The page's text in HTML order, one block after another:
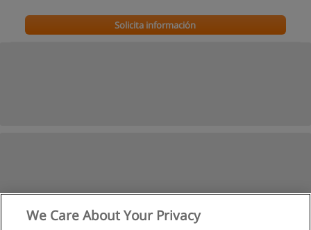
Solicita información
We Care About Your Privacy